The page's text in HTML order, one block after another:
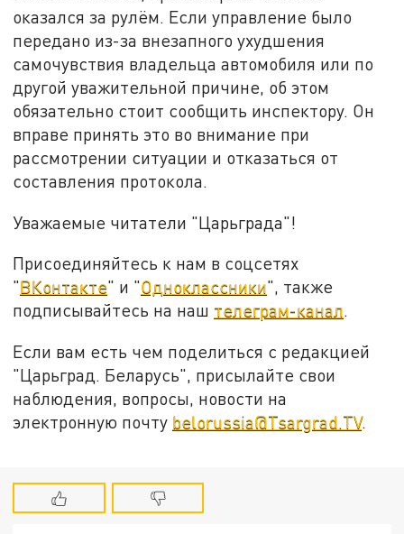
оказался за рулём. Если управление было
передано из-за внезапного ухудшения
самочувствия владельца автомобиля или по
другой уважительной причине, об этом
обязательно стоит сообщить инспектору. Он
вправе принять это во внимание при
рассмотрении ситуации и отказаться от
составления протокола.
Уважаемые читатели "Царьграда"!
Присоединяйтесь к нам в соцсетях
"ВКонтакте" и "Одноклассники", также
подписывайтесь на наш телеграм-канал.
Если вам есть чем поделиться с редакцией
"Царьград. Беларусь", присылайте свои
наблюдения, вопросы, новости на
электронную почту belorussia@Tsargrad.TV.